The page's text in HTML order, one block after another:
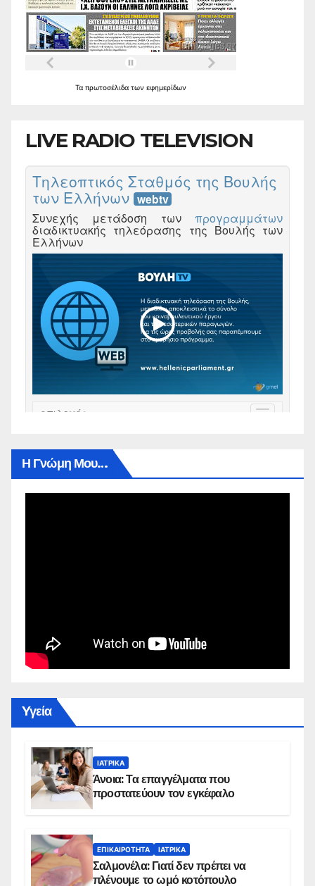
Τα πρωτοσέλιδα των εφημερίδων
LIVE RADIO TELEVISION
Η Γνώμη Μου…
Yγεία
ΙΑΤΡΙΚΆ
Άνοια: Τα επαγγέλματα που
προστατεύουν τον εγκέφαλο
ΕΠΙΚΑΙΡΌΤΗΤΑ ΙΑΤΡΙΚΆ
Σαλμονέλα: Γιατί δεν πρέπει να
πλένουμε το ωμό κοτόπουλο